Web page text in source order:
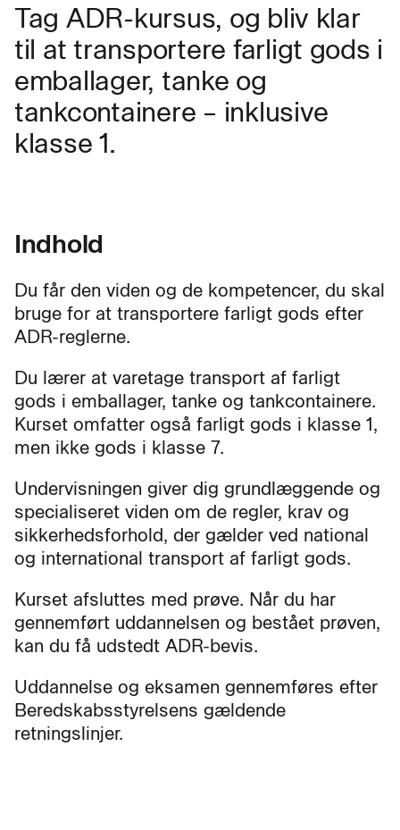
Tag ADR-kursus, og bliv klar
til at transportere farligt gods i
emballager, tanke og
tankcontainere – inklusive
klasse 1.
Indhold
Du får den viden og de kompetencer, du skal
bruge for at transportere farligt gods efter
ADR-reglerne.
Du lærer at varetage transport af farligt
gods i emballager, tanke og tankcontainere.
Kurset omfatter også farligt gods i klasse 1,
men ikke gods i klasse 7.
Undervisningen giver dig grundlæggende og
specialiseret viden om de regler, krav og
sikkerhedsforhold, der gælder ved national
og international transport af farligt gods.
Kurset afsluttes med prøve. Når du har
gennemført uddannelsen og bestået prøven,
kan du få udstedt ADR-bevis.
Uddannelse og eksamen gennemføres efter
Beredskabsstyrelsens gældende
retningslinjer.